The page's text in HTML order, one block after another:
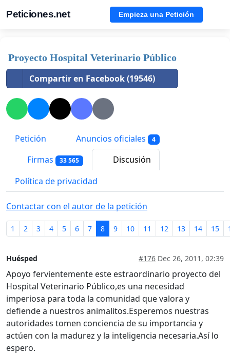
Peticiones.net Empieza una Petición
Proyecto Hospital Veterinario Público
Compartir en Facebook (19546)
Petición Anuncios oficiales 4
Firmas 33 565
Discusión
Política de privacidad
Contactar con el autor de la petición
1 2 3 4 5 6 7 8 9 10 11 12 13 14 15
Huésped #176 Dec 26, 2011, 02:39
Apoyo fervientemente este estraordinario proyecto del
Hospital Veterinario Público,es una necesidad
imperiosa para toda la comunidad que valora y
defiende a nuestros animalitos.Esperemos nuestras
autoridades tomen conciencia de su importancia y
actúen con la madurez y la inteligencia necesaria.Así lo
espero.